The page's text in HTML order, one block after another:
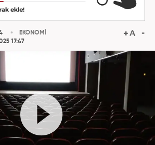
17:47
EKONOMİ